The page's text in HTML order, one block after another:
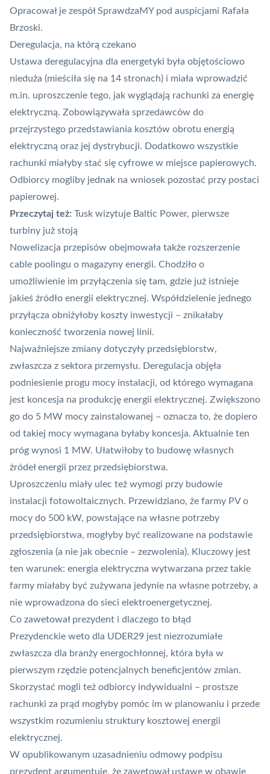
Opracował je zespół SprawdzaMY pod auspicjami Rafała
Brzoski.
Deregulacja, na którą czekano
Ustawa deregulacyjna dla energetyki była objętościowo
nieduża (mieściła się na 14 stronach) i miała wprowadzić
m.in. uproszczenie tego, jak wyglądają rachunki za energię
elektryczną. Zobowiązywała sprzedawców do
przejrzystego przedstawiania kosztów obrotu energią
elektryczną oraz jej dystrybucji. Dodatkowo wszystkie
rachunki miałyby stać się cyfrowe w miejsce papierowych.
Odbiorcy mogliby jednak na wniosek pozostać przy postaci
papierowej.
Przeczytaj też: Tusk wizytuje Baltic Power, pierwsze
turbiny już stoją
Nowelizacja przepisów obejmowała także rozszerzenie
cable poolingu o magazyny energii. Chodziło o
umożliwienie im przyłączenia się tam, gdzie już istnieje
jakieś źródło energii elektrycznej. Współdzielenie jednego
przyłącza obniżyłoby koszty inwestycji – znikałaby
konieczność tworzenia nowej linii.
Najważniejsze zmiany dotyczyły przedsiębiorstw,
zwłaszcza z sektora przemysłu. Deregulacja objęła
podniesienie progu mocy instalacji, od którego wymagana
jest koncesja na produkcję energii elektrycznej. Zwiększono
go do 5 MW mocy zainstalowanej – oznacza to, że dopiero
od takiej mocy wymagana byłaby koncesja. Aktualnie ten
próg wynosi 1 MW. Ułatwiłoby to budowę własnych
źródeł energii przez przedsiębiorstwa.
Uproszczeniu miały ulec też wymogi przy budowie
instalacji fotowoltaicznych. Przewidziano, że farmy PVo
mocy do 500 kW, powstające na własne potrzeby
przedsiębiorstwa, mogłyby być realizowane na podstawie
zgłoszenia (a nie jak obecnie – zezwolenia). Kluczowy jest
ten warunek: energia elektryczna wytwarzana przez takie
farmy miałaby być zużywana jedynie na własne potrzeby, a
nie wprowadzona do sieci elektroenergetycznej.
Co zawetował prezydent i dlaczego to błąd
Prezydenckie weto dla UDER29 jest niezrozumiałe
zwłaszcza dla branży energochłonnej, która była w
pierwszym rzędzie potencjalnych beneficjentów zmian.
Skorzystać mogli też odbiorcy indywidualni – prostsze
rachunki za prąd mogłyby pomóc im w planowaniu i przede
wszystkim rozumieniu struktury kosztowej energii
elektrycznej.
W opublikowanym uzasadnieniu odmowy podpisu
prezydent argumentuje, że zawetował ustawę w obawie